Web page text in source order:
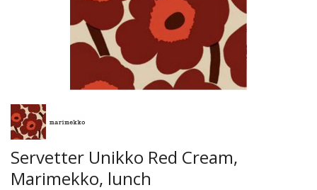
Servetter Unikko Red Cream,
Marimekko, lunch